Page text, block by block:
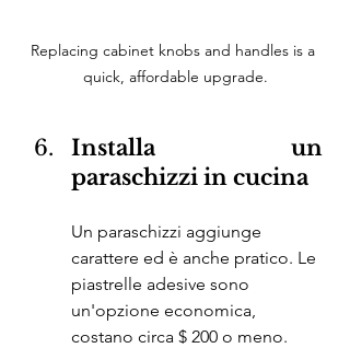
Replacing cabinet knobs and handles is a
quick, affordable upgrade.
Installa un
paraschizzi in cucina
Un paraschizzi aggiunge
carattere ed è anche pratico. Le
piastrelle adesive sono
un'opzione economica,
costano circa $ 200 o meno.